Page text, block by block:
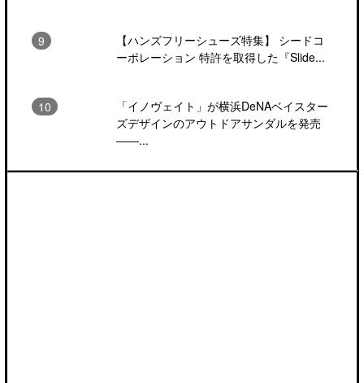
【ハンズフリーシューズ特集】 シードコ
ーポレーション 特許を取得した『Slide...
「イノヴェイト」が横浜DeNAベイスター
ズデザインのアウトドアサンダルを発売
――...